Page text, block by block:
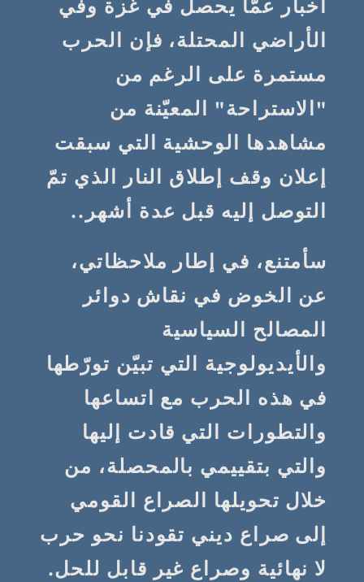
اخبار عمّا يحصل في غزة وفي
الأراضي المحتلة، فإن الحرب
مستمرة على الرغم من
"الاستراحة" المعيّنة من
مشاهدها الوحشية التي سبقت
إعلان وقف إطلاق النار الذي تمّ
التوصل إليه قبل عدة أشهر..
سأمتنع، في إطار ملاحظاتي،
عن الخوض في نقاش دوائر
المصالح السياسية
والأيديولوجية التي تبيّن تورّطها
في هذه الحرب مع اتساعها
والتطورات التي قادت إليها
والتي بتقييمي بالمحصلة، من
خلال تحويلها الصراع القومي
إلى صراع ديني تقودنا نحو حرب
لا نهائية وصراع غير قابل للحل.